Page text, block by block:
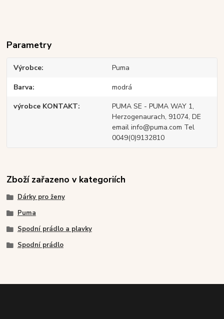
Parametry
Výrobce Puma
Barva modrá
výrobce KONTAKT
PUMA SE - PUMA WAY 1,
Herzogenaurach, 91074, DE
email info@puma.com Tel
0049(0)9132810
Zboží zařazeno v kategoriích
Dárky pro ženy
Puma
Spodní prádlo a plavky
Spodní prádlo